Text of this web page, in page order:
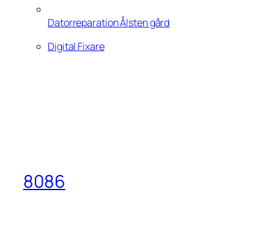
Datorreparation Ålsten gård
Digital Fixare
8086